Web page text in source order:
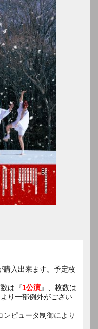
購入出来ます。予定枚
は『1公演』、枚数は
り一部例外がござい
ンピュータ制御により